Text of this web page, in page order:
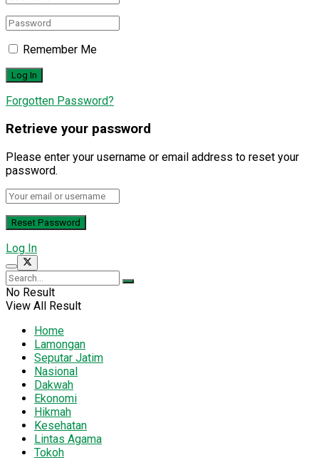
Remember Me
Forgotten Password?
Retrieve your password
Please enter your username or email address to reset your
password.
Log In
No Result
View All Result
Home
Lamongan
Seputar Jatim
Nasional
Dakwah
Ekonomi
Hikmah
Kesehatan
Lintas Agama
Tokoh